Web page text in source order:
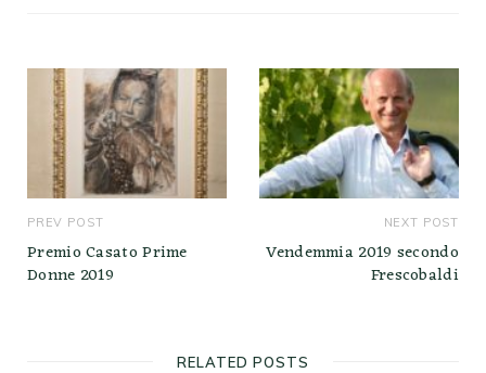
PREV POST
Premio Casato Prime
Donne 2019
NEXT POST
Vendemmia 2019 secondo
Frescobaldi
RELATED POSTS